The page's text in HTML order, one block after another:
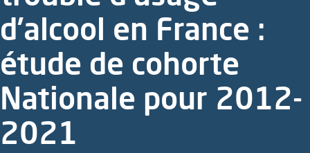
d’alcool en France :
étude de cohorte
Nationale pour 2012-
2021